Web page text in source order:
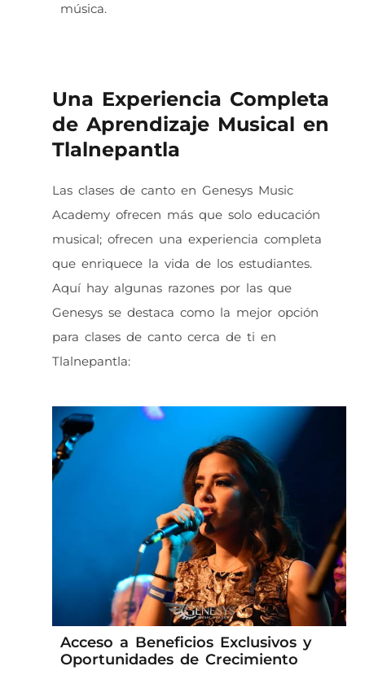
música.
Una Experiencia Completa
de Aprendizaje Musical en
Tlalnepantla
Las clases de canto en Genesys Music
Academy ofrecen más que solo educación
musical; ofrecen una experiencia completa
que enriquece la vida de los estudiantes.
Aquí hay algunas razones por las que
Genesys se destaca como la mejor opción
para clases de canto cerca de ti en
Tlalnepantla:
Acceso a Beneficios Exclusivos y
Oportunidades de Crecimiento